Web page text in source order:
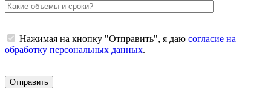
Нажимая на кнопку "Отправить", я даю согласие на
обработку персональных данных.